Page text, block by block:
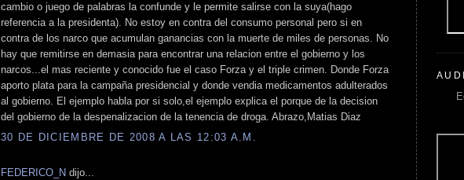
cambio o juego de palabras la confunde y le permite salirse con la suya(hago
referencia a la presidenta). No estoy en contra del consumo personal pero si en
contra de los narco que acumulan ganancias con la muerte de miles de personas. No
hay que remitirse en demasia para encontrar una relacion entre el gobierno y los
narcos...el mas reciente y conocido fue el caso Forza y el triple crimen. Donde Forza
aporto plata para la campaña presidencial y donde vendia medicamentos adulterados
al gobierno. El ejemplo habla por si solo,el ejemplo explica el porque de la decision
del gobierno de la despenalizacion de la tenencia de droga. Abrazo,Matias Diaz
30 DE DICIEMBRE DE 2008 A LAS 12:03 A.M.
FEDERICO_N dijo...